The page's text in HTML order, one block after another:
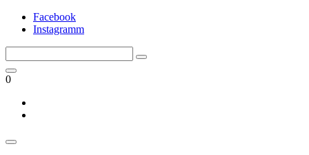
Facebook
Instagramm
0